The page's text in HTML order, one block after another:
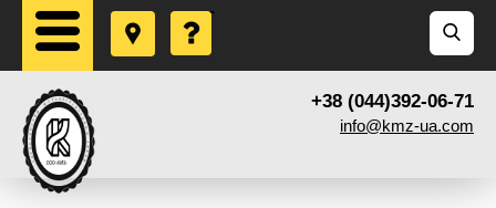
+38 (044)392-06-71
info@kmz-ua.com